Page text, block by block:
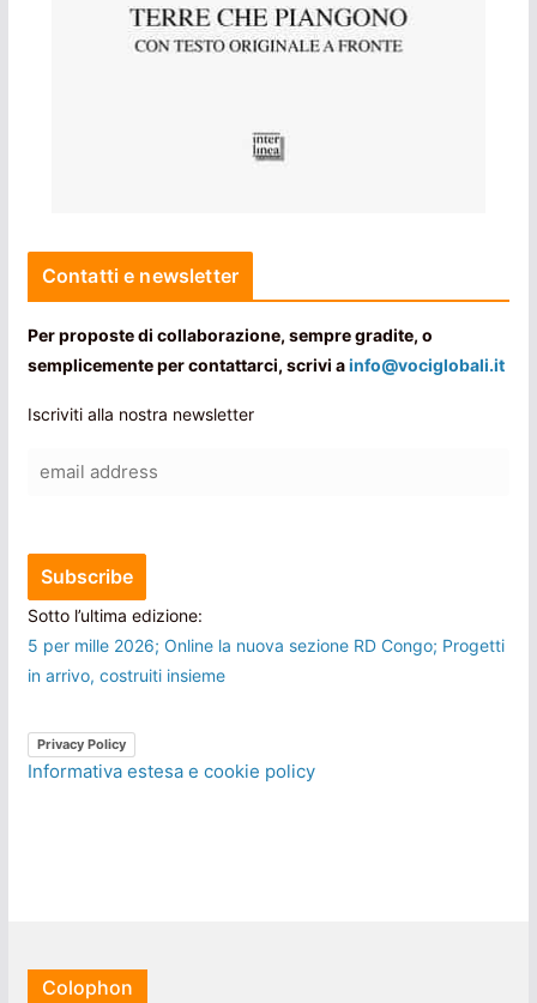
Contatti e newsletter
Per proposte di collaborazione, sempre gradite, o
semplicemente per contattarci, scrivi ainfo@vociglobali.it
Iscriviti alla nostra newsletter
Sotto l’ultima edizione:
5 per mille 2026; Online la nuova sezione RD Congo; Progetti
in arrivo, costruiti insieme
Privacy Policy
Informativa estesa e cookie policy
Colophon